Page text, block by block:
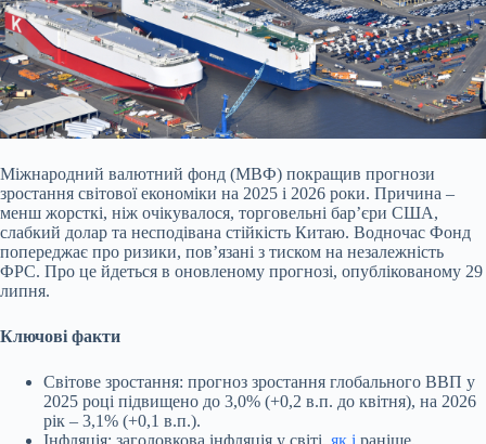
Міжнародний валютний фонд (МВФ) покращив прогнози
зростання світової економіки на 2025 і 2026 роки. Причина –
менш жорсткі, ніж очікувалося, торговельні барʼєри США,
слабкий долар та несподівана стійкість Китаю. Водночас Фонд
попереджає про ризики, пов’язані з тиском на незалежність
ФРС. Про це йдеться в оновленому прогнозі, опублікованому 29
липня.
Ключові факти
Світове зростання: прогноз зростання глобального ВВП у
2025 році підвищено до 3,0% (+0,2 в.п. до квітня), на 2026
рік – 3,1% (+0,1 в.п.).